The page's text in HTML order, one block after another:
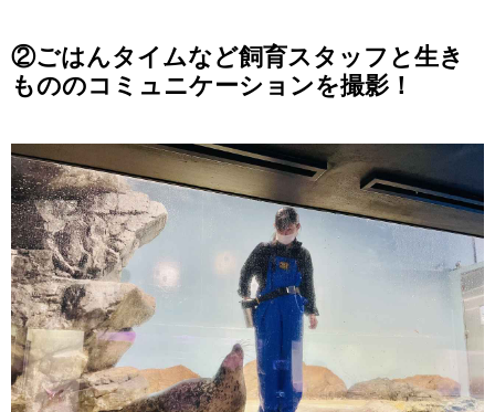
②ごはんタイムなど飼育スタッフと生き
もののコミュニケーションを撮影！